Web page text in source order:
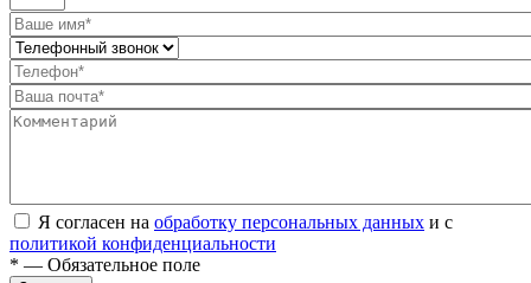
Я согласен на обработку персональных данных и с
политикой конфиденциальности
* — Обязательное поле